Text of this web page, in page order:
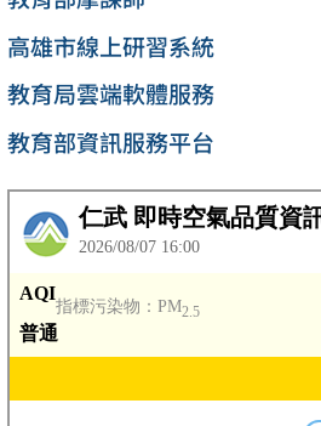
高雄市線上研習系統
教育局雲端軟體服務
教育部資訊服務平台